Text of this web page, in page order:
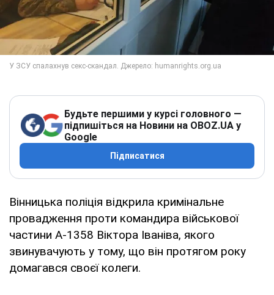
Будьте першими у курсі головного —
підпишіться на Новини на OBOZ.UA у
Google
Підписатися
Вінницька поліція відкрила кримінальне
провадження проти командира військової
частини А-1358 Віктора Іваніва, якого
звинувачують у тому, що він протягом року
домагався своєї колеги.